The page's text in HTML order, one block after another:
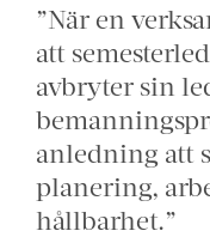
”När en
att
avbryter sin
anledning att
planering,
hållbarhet.”